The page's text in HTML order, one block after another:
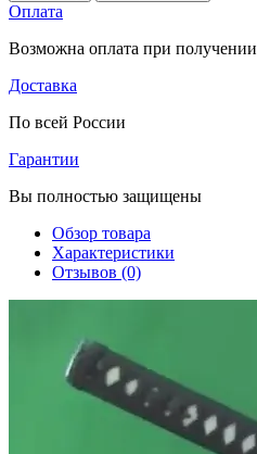
Оплата
Возможна оплата при получении
Доставка
По всей России
Гарантии
Вы полностью защищены
Обзор товара
Характеристики
Отзывов (0)